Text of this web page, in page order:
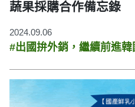
蔬果採購合作備忘錄
2024.09.06
#出國拚外銷，繼續前進韓